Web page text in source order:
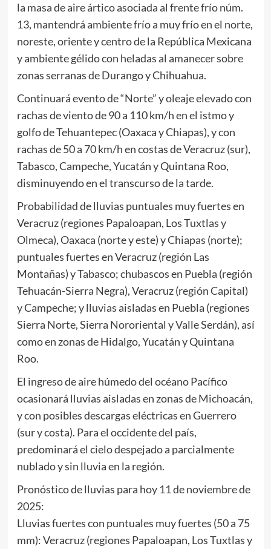
la masa de aire ártico asociada al frente frío núm.
13, mantendrá ambiente frío a muy frío en el norte,
noreste, oriente y centro de la República Mexicana
y ambiente gélido con heladas al amanecer sobre
zonas serranas de Durango y Chihuahua.
Continuará evento de “Norte” y oleaje elevado con
rachas de viento de 90 a 110 km/h en el istmo y
golfo de Tehuantepec (Oaxaca y Chiapas), y con
rachas de 50 a 70 km/h en costas de Veracruz (sur),
Tabasco, Campeche, Yucatán y Quintana Roo,
disminuyendo en el transcurso de la tarde.
Probabilidad de lluvias puntuales muy fuertes en
Veracruz (regiones Papaloapan, Los Tuxtlas y
Olmeca), Oaxaca (norte y este) y Chiapas (norte);
puntuales fuertes en Veracruz (región Las
Montañas) y Tabasco; chubascos en Puebla (región
Tehuacán-Sierra Negra), Veracruz (región Capital)
y Campeche; y lluvias aisladas en Puebla (regiones
Sierra Norte, Sierra Nororiental y Valle Serdán), así
como en zonas de Hidalgo, Yucatán y Quintana
Roo.
El ingreso de aire húmedo del océano Pacífico
ocasionará lluvias aisladas en zonas de Michoacán,
y con posibles descargas eléctricas en Guerrero
(sur y costa). Para el occidente del país,
predominará el cielo despejado a parcialmente
nublado y sin lluvia en la región.
Pronóstico de lluvias para hoy 11 de noviembre de
2025:
Lluvias fuertes con puntuales muy fuertes (50 a 75
mm): Veracruz (regiones Papaloapan, Los Tuxtlas y